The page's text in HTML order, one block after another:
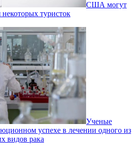
США могут
некоторых туристок
Ученые
успехе в лечении одного из
видов рака